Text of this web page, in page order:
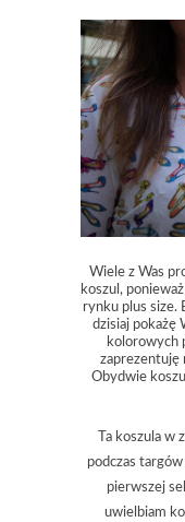
Wiele z Was
koszul,
rynku plus size.
dzisiaj pokażę
kolorowych
zaprezentuję
Obydwie
Ta koszula w
podczas
pierwszej
uwielbiam